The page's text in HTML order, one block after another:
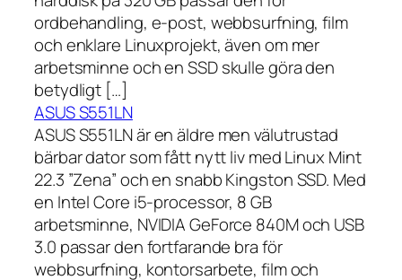
ordbehandling, e-post, webbsurfning, film
och enklare Linuxprojekt, även om mer
arbetsminne och en SSD skulle göra den
betydligt […]
ASUS S551LN
ASUS S551LN är en äldre men välutrustad
bärbar dator som fått nytt liv med Linux Mint
22.3 ”Zena” och en snabb Kingston SSD. Med
en Intel Core i5-processor, 8 GB
arbetsminne, NVIDIA GeForce 840M och USB
3.0 passar den fortfarande bra för
webbsurfning, kontorsarbete, film och